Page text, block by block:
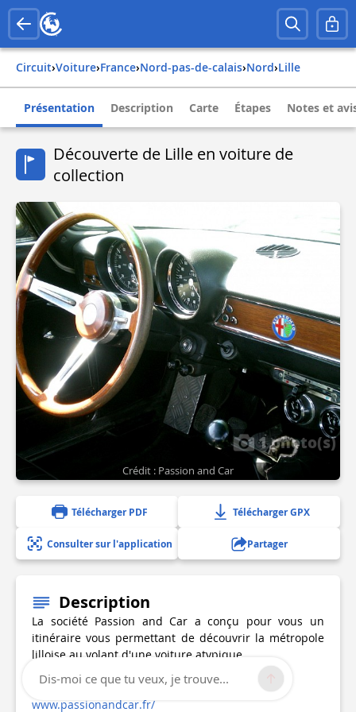
Circuit› Voiture› france› nord-pas-de-calais› nord› lille
Présentation Description Carte Étapes Notes et
Découverte de Lille en voiture de
collection
1 photo(s)
Crédit : Passion and Car
Télécharger PDF Télécharger GPX
Consulter sur l'application Partager
Description
La société Passion and Car a conçu pour vous un
itinéraire vous permettant de découvrir la métropole
lilloise au volant d'une voiture atypique.
Coccinelle, Alfa Romeo, Jaguar ...
www.passionandcar.fr/
Dis-moi ce que tu veux, je trouve...